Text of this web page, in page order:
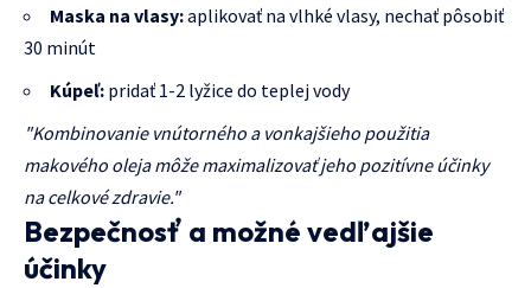
Maska na vlasy:aplikovať na vlhké vlasy, nechať pôsobiť
30 minút
Kúpeľ: pridať 1-2 lyžice do teplej vody
"Kombinovanie vnútorného a vonkajšieho použitia
makového oleja môže maximalizovať jeho pozitívne účinky
na celkové zdravie."
Bezpečnosť a možné vedľajšie
účinky